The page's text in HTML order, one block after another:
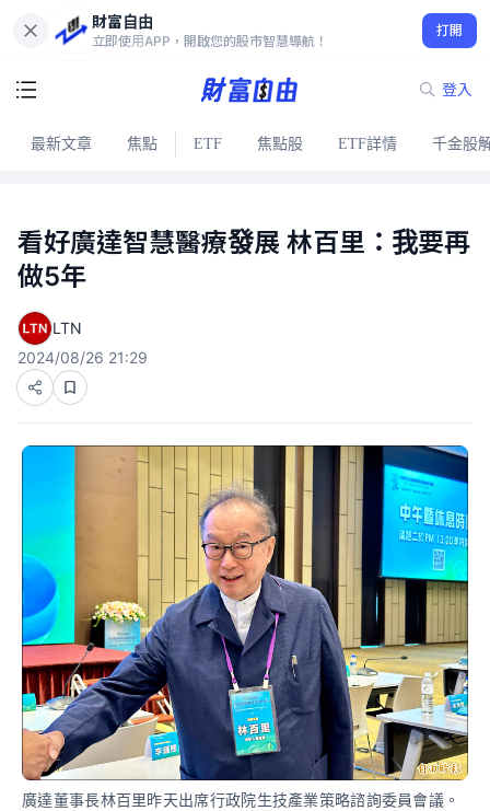
財富自由
立即使用APP，開啟您的股市智慧導航！
打開
登入
最新文章 焦點 ETF 焦點股 ETF詳情 千金股
看好廣達智慧醫療發展 林百里：我要再
做5年
LTN
2024/08/26 21:29
廣達董事長林百里昨天出席行政院生技產業策略諮詢委員會議。